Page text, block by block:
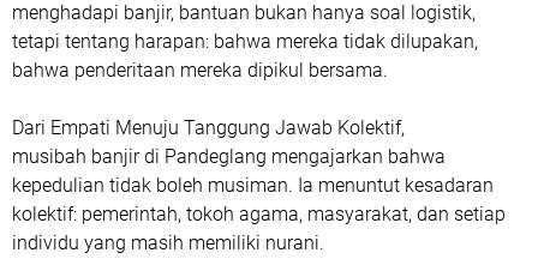
menghadapi banjir, bantuan bukan hanya soal logistik,
tetapi tentang harapan: bahwa mereka tidak dilupakan,
bahwa penderitaan mereka dipikul bersama.
Dari Empati Menuju Tanggung Jawab Kolektif,
musibah banjir di Pandeglang mengajarkan bahwa
kepedulian tidak boleh musiman. Ia menuntut kesadaran
kolektif: pemerintah, tokoh agama, masyarakat, dan setiap
individu yang masih memiliki nurani.